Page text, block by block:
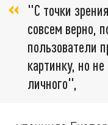
"С точки
совсем верно,
пользователи
картинку, но
личного",